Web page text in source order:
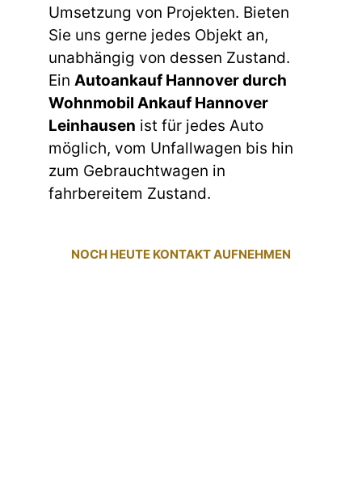
Umsetzung von Projekten. Bieten
Sie uns gerne jedes Objekt an,
unabhängig von dessen Zustand.
Ein Autoankauf Hannover durch
Wohnmobil Ankauf Hannover
Leinhausen ist für jedes Auto
möglich, vom Unfallwagen bis hin
zum Gebrauchtwagen in
fahrbereitem Zustand.
NOCH HEUTE KONTAKT AUFNEHMEN